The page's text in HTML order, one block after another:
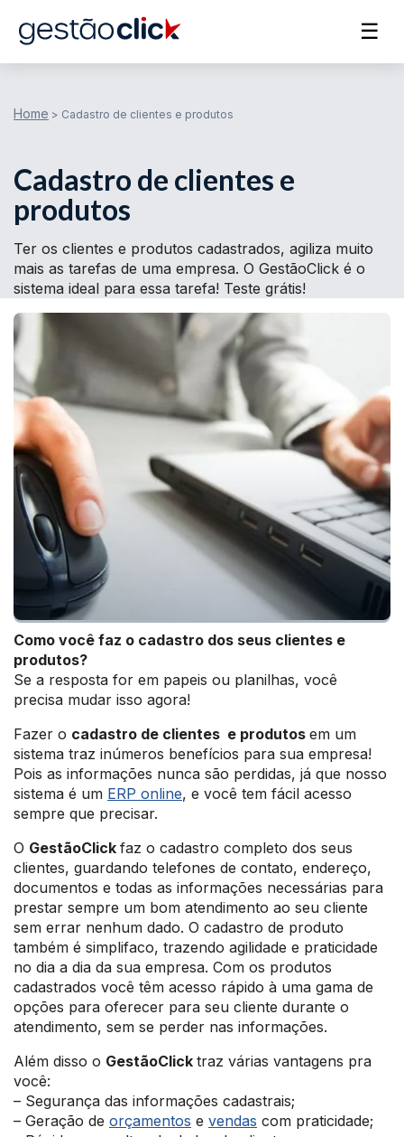
☰
Home > Cadastro de clientes e produtos
Cadastro de clientes e
produtos
Ter os clientes e produtos cadastrados, agiliza muito
mais as tarefas de uma empresa. O GestãoClick é o
sistema ideal para essa tarefa! Teste grátis!
Como você faz o cadastro dos seus clientes e
produtos?
Se a resposta for em papeis ou planilhas, você
precisa mudar isso agora!
Fazer o cadastro de clientes e produtos em um
sistema traz inúmeros benefícios para sua empresa!
Pois as informações nunca são perdidas, já que nosso
sistema é um ERP online, e você tem fácil acesso
sempre que precisar.
O GestãoClick faz o cadastro completo dos seus
clientes, guardando telefones de contato, endereço,
documentos e todas as informações necessárias para
prestar sempre um bom atendimento ao seu cliente
sem errar nenhum dado. O cadastro de produto
também é simplifaco, trazendo agilidade e praticidade
no dia a dia da sua empresa. Com os produtos
cadastrados você têm acesso rápido à uma gama de
opções para oferecer para seu cliente durante o
atendimento, sem se perder nas informações.
Além disso o GestãoClick traz várias vantagens pra
você:
– Segurança das informações cadastrais;
– Geração de orçamentos e vendas com praticidade;